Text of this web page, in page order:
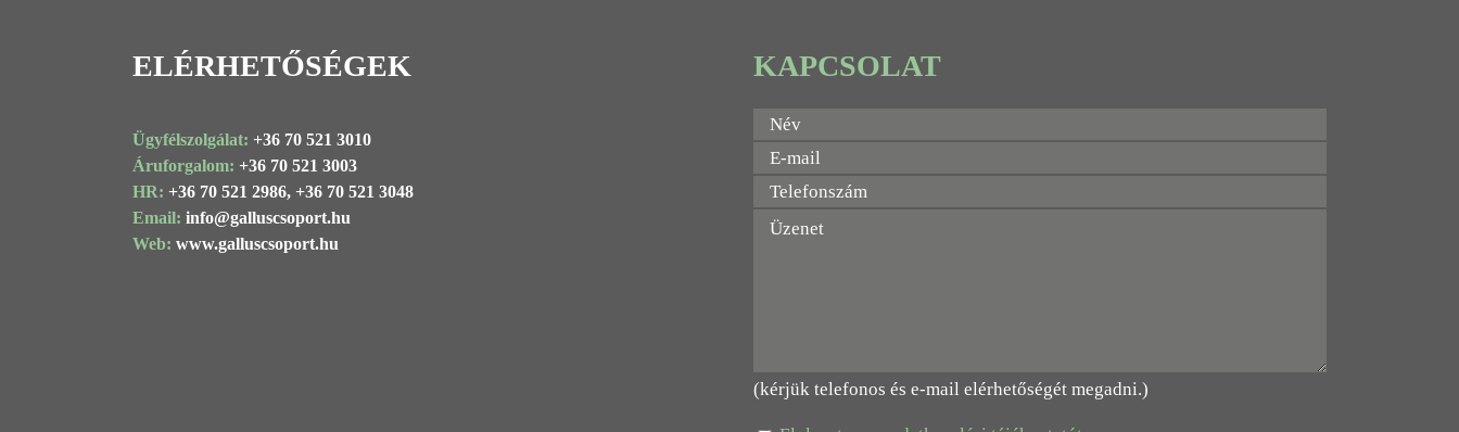
ELÉRHETŐSÉGEK
Ügyfélszolgálat: +36 70 521 3010
Áruforgalom: +36 70 521 3003
HR: +36 70 521 2986, +36 70 521 3048
Email: info@galluscsoport.hu
Web: www.galluscsoport.hu
KAPCSOLAT
(kérjük telefonos és e-mail elérhetőségét megadni.)